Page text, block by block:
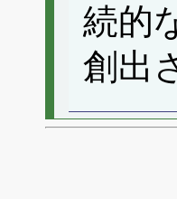
続的
創出